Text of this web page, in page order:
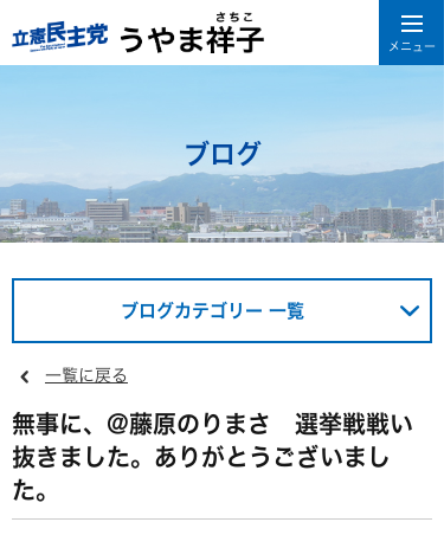
ブログ
ブログカテゴリー 一覧
一覧に戻る
無事に、@藤原のりまさ 選挙戦戦い
抜きました。ありがとうございまし
た。